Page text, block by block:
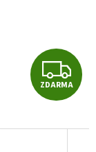
Z
D
A
ZDARMA